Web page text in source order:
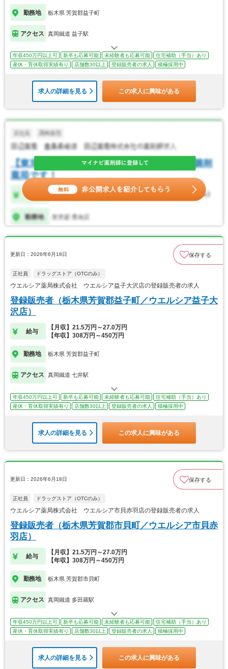
勤務地 栃木県 芳賀郡益子町
アクセス 真岡鐵道 益子駅
年収450万円以上可 新卒も応募可能 未経験者も応募可能
住宅補助（手当）あり
産休・育休取得実績有り
店舗数30以上 登録販売者の求人 積極採用中
求人の詳細を見る この求人に興味がある
更新日：2026年6月18日 保存する
正社員 ドラッグストア（OTCのみ）
ウエルシア薬局株式会社 ウエルシア益子大沢店の登録販売者の求人
登録販売者（栃木県芳賀郡益子町／ウエルシア益子大
沢店）
給与
【月収】21.5万円～27.0万円
【年収】308万円～450万円
勤務地 栃木県 芳賀郡益子町
アクセス 真岡鐵道 七井駅
年収450万円以上可 新卒も応募可能 未経験者も応募可能
住宅補助（手当）あり
産休・育休取得実績有り
店舗数30以上 登録販売者の求人 積極採用中
求人の詳細を見る この求人に興味がある
更新日：2026年6月18日 保存する
正社員 ドラッグストア（OTCのみ）
ウエルシア薬局株式会社 ウエルシア市貝赤羽店の登録販売者の求人
登録販売者（栃木県芳賀郡市貝町／ウエルシア市貝赤
羽店）
給与
【月収】21.5万円～27.0万円
【年収】308万円～450万円
勤務地 栃木県 芳賀郡市貝町
アクセス 真岡鐵道 多田羅駅
年収450万円以上可 新卒も応募可能 未経験者も応募可能
住宅補助（手当）あり
産休・育休取得実績有り
店舗数30以上 登録販売者の求人 積極採用中
求人の詳細を見る この求人に興味がある